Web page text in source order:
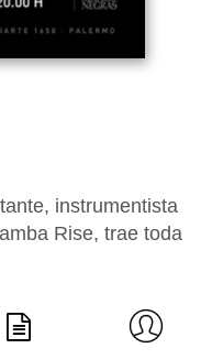
instrumentista
Rise, trae toda